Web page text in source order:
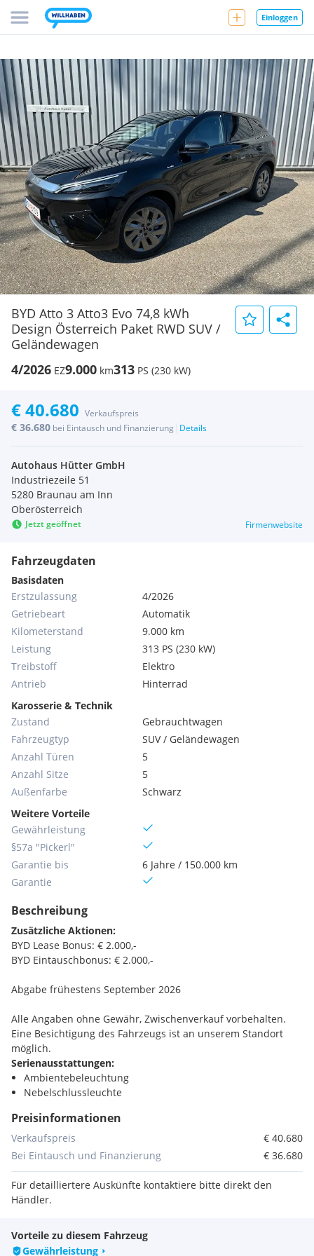
Einloggen
BYD Atto 3 Atto3 Evo 74,8 kWh
Design Österreich Paket RWD SUV /
Geländewagen
4/2026 EZ9.000 km313 PS (230 kW)
€ 40.680 Verkaufspreis
€ 36.680 bei Eintausch und Finanzierung Details
Autohaus Hütter GmbH
Industriezeile 51
5280 Braunau am Inn
Oberösterreich
Jetzt geöffnet Firmenwebsite
Fahrzeugdaten
Basisdaten
Erstzulassung
4/2026
Getriebeart
Automatik
Kilometerstand
9.000 km
Leistung
313 PS (230 kW)
Treibstoff
Elektro
Antrieb
Hinterrad
Karosserie & Technik
Zustand
Gebrauchtwagen
Fahrzeugtyp
SUV / Geländewagen
Anzahl Türen
5
Anzahl Sitze
5
Außenfarbe
Schwarz
Weitere Vorteile
Gewährleistung
§57a "Pickerl"
Garantie bis
6 Jahre / 150.000 km
Garantie
Beschreibung
Zusätzliche Aktionen:
BYD Lease Bonus: € 2.000,-
BYD Eintauschbonus: € 2.000,-
Abgabe frühestens September 2026
Alle Angaben ohne Gewähr, Zwischenverkauf vorbehalten.
Eine Besichtigung des Fahrzeugs ist an unserem Standort
möglich.
Serienausstattungen:
Ambientebeleuchtung
Nebelschlussleuchte
Direktantrieb
Türöffnungswarnung (DOW)
Vehicle-to-Load-Funktion (V2L)
Wärmepumpe
Unilackierung
360° Kamera
Preisinformationen
Verkaufspreis
€ 40.680
Bei Eintausch und Finanzierung
€ 36.680
Für detailliertere Auskünfte kontaktiere bitte direkt den
Händler.
Vorteile zu diesem Fahrzeug
Gewährleistung